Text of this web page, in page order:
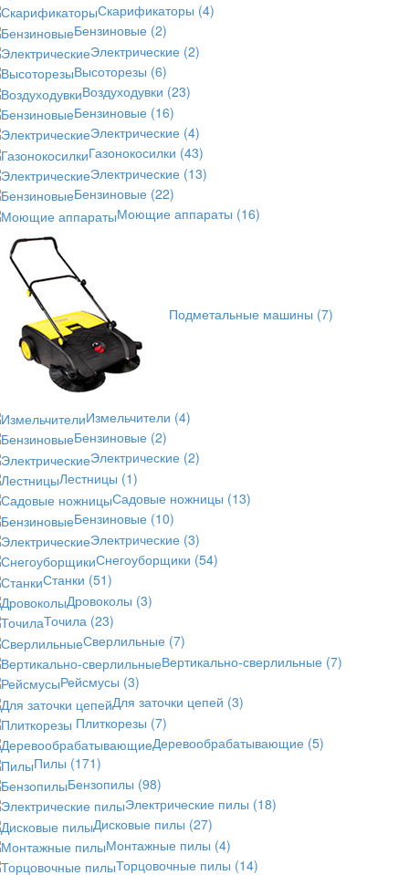
Скарификаторы (4)
Бензиновые (2)
Электрические (2)
Высоторезы (6)
Воздуходувки (23)
Бензиновые (16)
Электрические (4)
Газонокосилки (43)
Электрические (13)
Бензиновые (22)
Моющие аппараты (16)
Подметальные машины (7)
Измельчители (4)
Бензиновые (2)
Электрические (2)
Лестницы (1)
Садовые ножницы (13)
Бензиновые (10)
Электрические (3)
Снегоуборщики (54)
Станки (51)
Дровоколы (3)
Точила (23)
Сверлильные (7)
Вертикально-сверлильные (7)
Рейсмусы (3)
Для заточки цепей (3)
Плиткорезы (7)
Деревообрабатывающие (5)
Пилы (171)
Бензопилы (98)
Электрические пилы (18)
Дисковые пилы (27)
Монтажные пилы (4)
Торцовочные пилы (14)